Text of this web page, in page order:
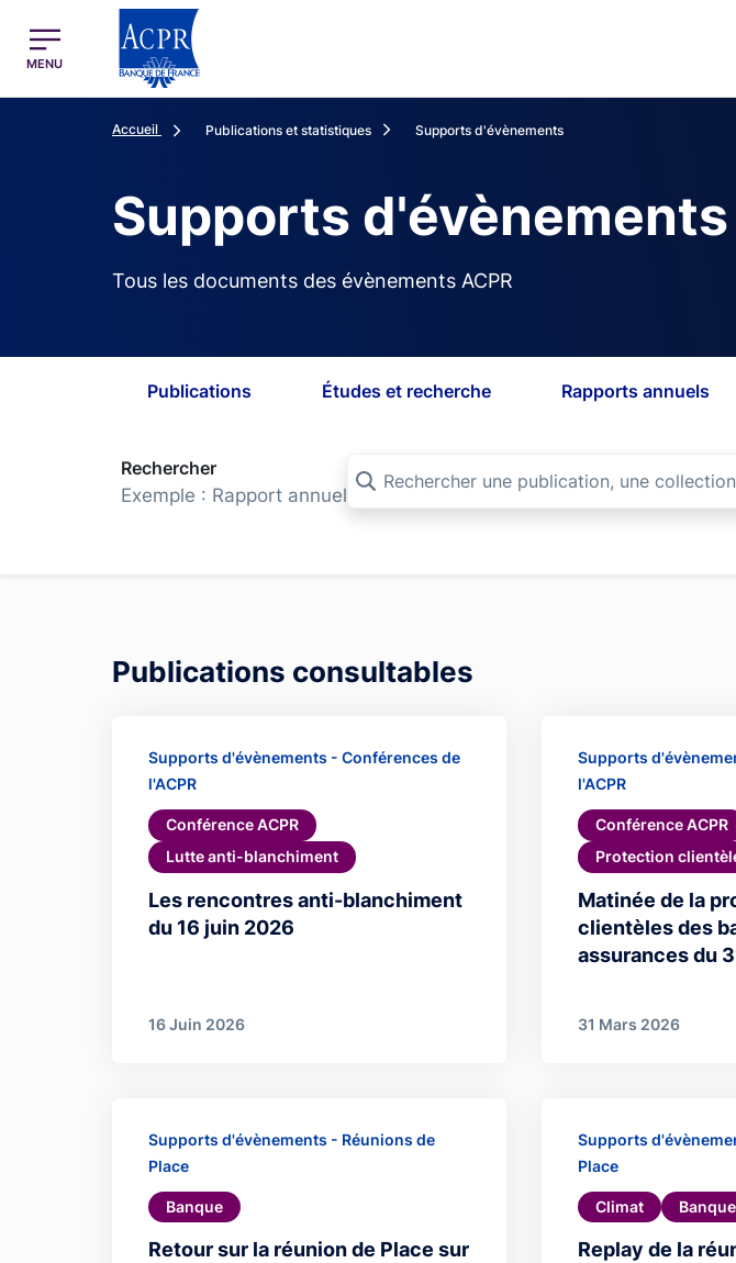
ACPR Menu Principal (French)
MENU
Accueil Publications et statistiques Supports d'évènements
Supports d'évènements
Tous les documents des évènements ACPR
Publications Études et recherche Rapports annuels
Rechercher
Exemple : Rapport annuel
Publications consultables
Les rencontres anti-blanchiment
du 16 juin 2026
Supports d'évènements - Conférences de
l'ACPR
Conférence ACPR
Lutte anti-blanchiment
16 Juin 2026
Matinée de la
clientèles des
assurances du
Supports
l'ACPR
Conférence ACPR
Protection
31 Mars 2026
Retour sur la réunion de Place sur
Supports d'évènements - Réunions de
Place
Banque
Replay de la
Supports
Place
Climat Banque